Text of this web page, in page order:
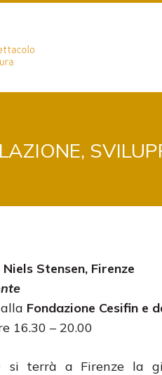
Stensen, Firenze
Fondazione Cesifin e
16.30 – 20.00
terrà a Firenze la